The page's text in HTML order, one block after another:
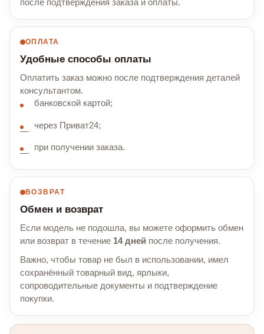
после подтверждения заказа и оплаты.
ОПЛАТА
Удобные способы оплаты
Оплатить заказ можно после подтверждения деталей
консультантом.
банковской картой;
через Приват24;
при получении заказа.
ВОЗВРАТ
Обмен и возврат
Если модель не подошла, вы можете оформить обмен
или возврат в течение 14 дней после получения.
Важно, чтобы товар не был в использовании, имел
сохранённый товарный вид, ярлыки,
сопроводительные документы и подтверждение
покупки.